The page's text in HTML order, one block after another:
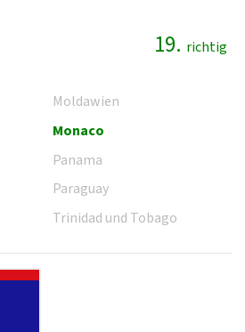
19. richtig
Moldawien
Monaco
Panama
Paraguay
Trinidad und Tobago